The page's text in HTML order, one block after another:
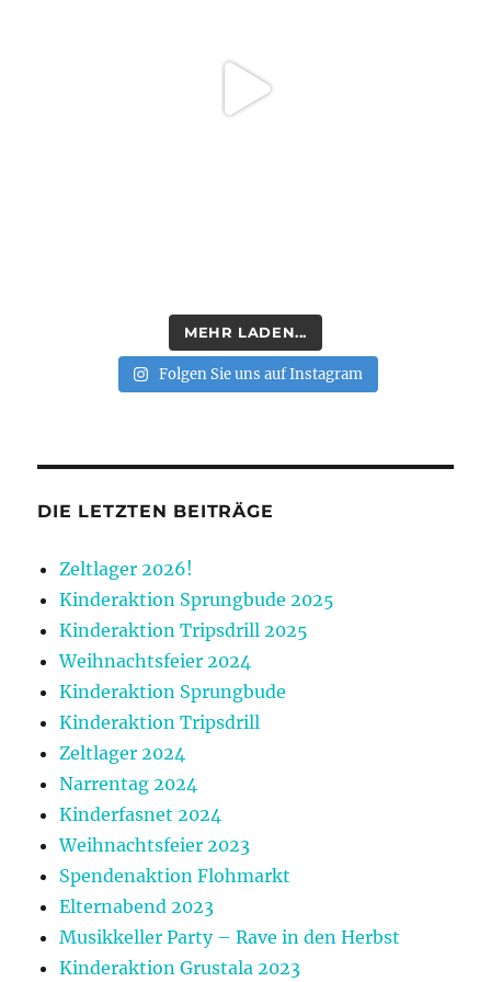
MEHR LADEN...
Folgen Sie uns auf Instagram
DIE LETZTEN BEITRÄGE
Zeltlager 2026!
Kinderaktion Sprungbude 2025
Kinderaktion Tripsdrill 2025
Weihnachtsfeier 2024
Kinderaktion Sprungbude
Kinderaktion Tripsdrill
Zeltlager 2024
Narrentag 2024
Kinderfasnet 2024
Weihnachtsfeier 2023
Spendenaktion Flohmarkt
Elternabend 2023
Musikkeller Party – Rave in den Herbst
Kinderaktion Grustala 2023